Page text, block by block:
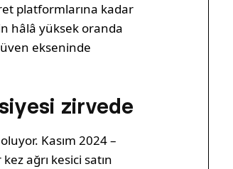
platformlarına kadar
hâlâ yüksek oranda
ekseninde
zirvede
Kasım 2024 –
ağrı kesici satın